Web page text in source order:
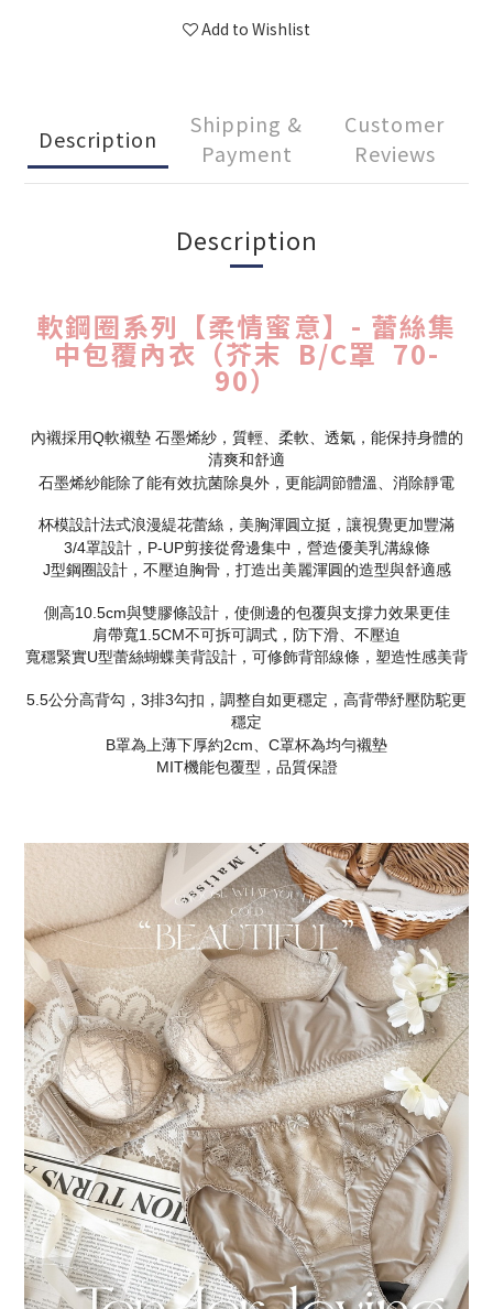
Add to Wishlist
Description
Shipping &
Payment
Customer
Reviews
Description
軟鋼圈系列【柔情蜜意】- 蕾絲集
中包覆內衣（芥末 B/C罩 70-
90）
內襯採用Q軟襯墊 石墨烯紗，質輕、柔軟、透氣，能保持身體的
清爽和舒適
石墨烯紗能除了能有效抗菌除臭外，更能調節體溫、消除靜電
杯模設計法式浪漫緹花蕾絲，美胸渾圓立挺，讓視覺更加豐滿
3/4罩設計，P-UP剪接從脅邊集中，營造優美乳溝線條
J型鋼圈設計，不壓迫胸骨，打造出美麗渾圓的造型與舒適感
側高10.5cm與雙膠條設計，使側邊的包覆與支撐力效果更佳
肩帶寬1.5CM不可拆可調式，防下滑、不壓迫
寬穩緊實U型蕾絲蝴蝶美背設計，可修飾背部線條，塑造性感美背
5.5公分高背勾，3排3勾扣，調整自如更穩定，高背帶紓壓防駝更
穩定
B罩為上薄下厚約2cm、C罩杯為均勻襯墊
MIT機能包覆型，品質保證